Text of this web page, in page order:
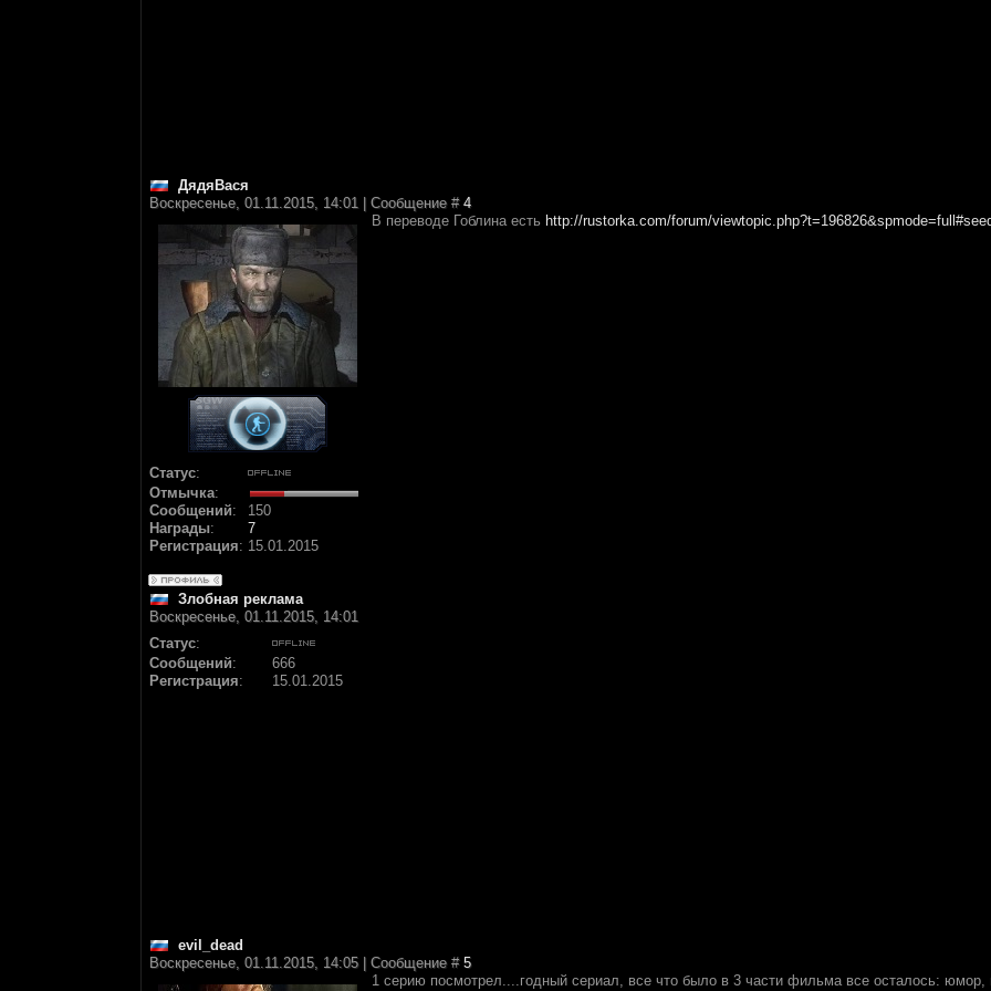
ДядяВася
Воскресенье, 01.11.2015, 14:01 | Сообщение # 4
Статус:
Отмычка:
Сообщений:
150
Награды:
7
Регистрация: 15.01.2015
В переводе Гоблина есть http://rustorka.com/forum/
Злобная реклама
Воскресенье, 01.11.2015, 14:01
Статус:
Сообщений:
666
Регистрация: 15.01.2015
evil_dead
Воскресенье, 01.11.2015, 14:05 | Сообщение # 5
1 серию посмотрел....годный сериал, все что было в 3 части фильма все осталось: